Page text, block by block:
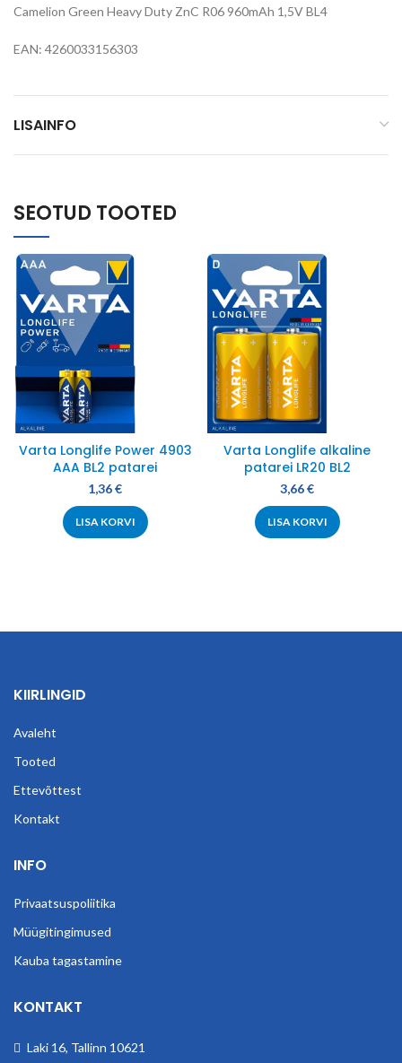
Camelion Green Heavy Duty ZnC R06 960mAh 1,5V BL4
EAN: 4260033156303
LISAINFO
SEOTUD TOOTED
Varta Longlife Power 4903
AAA BL2 patarei
1,36€
LISA KORVI
Varta Longlife alkaline
patarei LR20 BL2
3,66€
LISA KORVI
KIIRLINGID
Avaleht
Tooted
Ettevõttest
Kontakt
INFO
Privaatsuspoliitika
Müügitingimused
Kauba tagastamine
KONTAKT
Laki 16, Tallinn 10621